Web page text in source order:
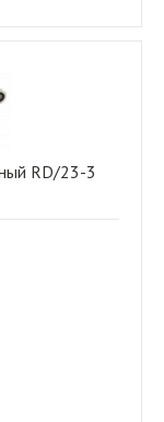
RD/23-3